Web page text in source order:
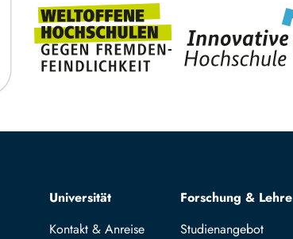
Top navigation
Universität
Kontakt & Anreise
Forschung & Lehre
Studienangebot